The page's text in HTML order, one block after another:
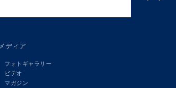
メディア
フォトギャラリー
ビデオ
マガジン